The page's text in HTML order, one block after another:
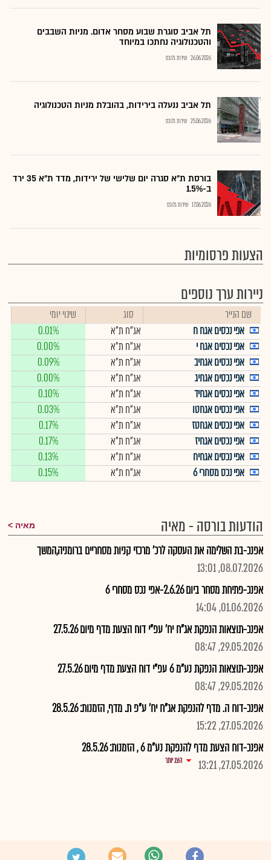
תל אביב סוגרת שבוע מסחר אדום. מניות השבבים
והטכנולוגיה נחתכו במיוחד
26.06.2026 שירות גלובס
תל אביב ננעלה בירידות, בהובלת מניות הטכנולוגיה
25.06.2026 שירות גלובס
בורסת ת"א סגרה יום שלישי של ירידות, מדד ת"א 35 ירד
ב-1.5%
17.06.2026 שירות גלובס
הצעות פרסומיות
ניירות ערך נוספים
שם הנייר סוג
שינוי יומי
אפי נכסים אגח ח
אג"ח ת"א
0.01%
אפי נכסים אגח י
אג"ח ת"א
0.00%
אפי נכסים אגחיב
אג"ח ת"א
0.09%
אפי נכסים אגחיג
אג"ח ת"א
0.00%
אפי נכסים אגחיד
אג"ח ת"א
0.10%
אפי נכסים אגחטו
אג"ח ת"א
0.03%
אפי נכסים אגחטז
אג"ח ת"א
0.17%
אפי נכסים אגחיז
אג"ח ת"א
0.17%
אפי נכסים אגחיח
אג"ח ת"א
0.13%
אפי נכס מסחרי 6
אג"ח ת"א 0.15%
הודעות בורסה - מאיה מאיה
אפנכ-בת השלימה את העסקה לרכ' מרכזי קניות מסחריים ברומניה,המשך
08.07.2026, 13:01
אפנכ-פתיחת מסחר ביום 2.6.26-אפי נכס מסחרי 6
01.06.2026, 14:04
אפנכ-תוצאות הנפקת אג"ח יח' עפ"י דוח הצעת מדף מיום 27.5.26
29.05.2026, 08:47
אפנכ-תוצאות הנפקת נע"מ 6 עפ"י דוח הצעת מדף מיום 27.5.26
29.05.2026, 08:47
אפנכ-דוח ה. מדף להנפקת אג"ח יח' ע"פ ת. מדף, הזמנות: 28.5.26
27.05.2026, 15:22
אפנכ-דוח הצעת מדף להנפקת נע"מ 6 , הזמנות: 28.5.26
27.05.2026, 13:21
הצג יותר